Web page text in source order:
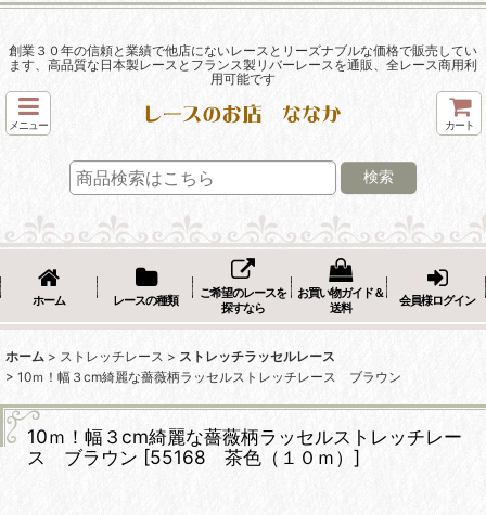
創業３０年の信頼と業績で他店にないレースとリーズナブルな価格で販売してい
ます、高品質な日本製レースとフランス製リバーレースを通販、全レース商用利
用可能です
メニュー カート
検索
ホーム レースの種類
ご希望のレースを
探すなら
お買い物ガイド＆
送料
会員様ログイン
ホーム > ストレッチレース > ストレッチラッセルレース
> 10ｍ！幅３cm綺麗な薔薇柄ラッセルストレッチレース ブラウン
10ｍ！幅３cm綺麗な薔薇柄ラッセルストレッチレー
ス ブラウン [55168 茶色（１０ｍ） ]